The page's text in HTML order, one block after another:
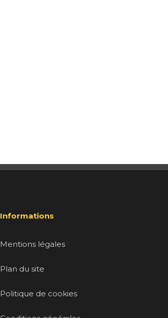
Informations
Mentions légales
Plan du site
Politique de cookies